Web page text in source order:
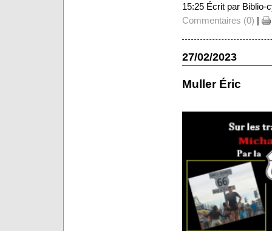
15:25 Écrit par Biblio-
Commentaires (0) |
27/02/2023
Muller Éric